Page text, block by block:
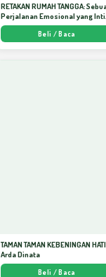
RETAKAN RUMAH TANGGA:
Perjalanan Emosional yang Intim
dan Mendalam - Arda Dinata
Beli / Baca
TAMAN TAMAN KEBENINGAN
Arda Dinata
Beli / Baca